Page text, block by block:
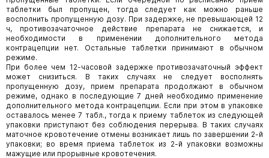
таблетки был пропущен, тогда следует как можно раньше
восполнить пропущенную дозу. При задержке, не превышающей 12
ч, противозачаточное действие препарата не снижается, и
необходимости в применении дополнительного метода
контрацепции нет. Остальные таблетки принимают в обычном
режиме.
При более чем 12-часовой задержке противозачаточный эффект
может снизиться. В таких случаях не следует восполнять
пропущенную дозу, прием препарата продолжают в обычном
режиме, однако в последующие 7 дней необходимо применение
дополнительного метода контрацепции. Если при этом в упаковке
оставалось менее 7 табл., тогда к приему таблеток из следующей
упаковки приступают без соблюдения перерыва. В таких случаях
маточное кровотечение отмены возникает лишь по завершении 2-й
упаковки; во время приема таблеток из 2-й упаковки возможны
мажущие или прорывные кровотечения.